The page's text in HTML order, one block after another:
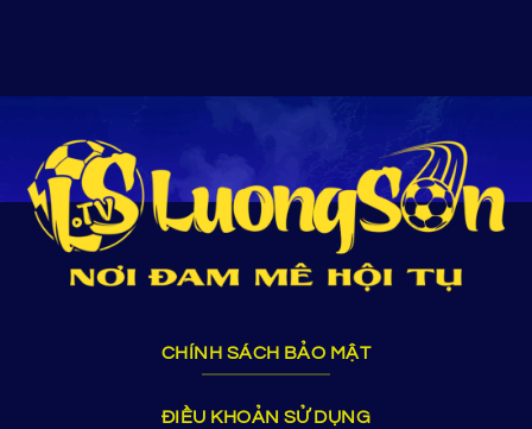
CHÍNH SÁCH BẢO MẬT
ĐIỀU KHOẢN SỬ DỤNG